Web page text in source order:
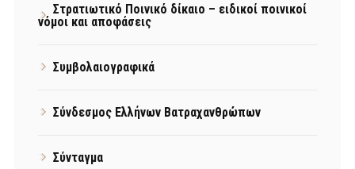
Στρατιωτικό Ποινικό δίκαιο – ειδικοί ποινικοί
νόμοι και αποφάσεις
Συμβολαιογραφικά
Σύνδεσμος Ελλήνων Βατραχανθρώπων
Σύνταγμα